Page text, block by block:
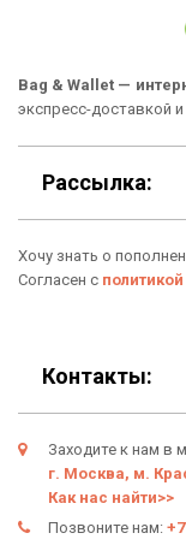
Условия
Оферта
Политика
Личный
Популярные
Bag & Wallet —
экспресс-доставкой
Рассылка:
Хочу знать о
Согласен с
Контакты:
Заходите к нам в
г. Москва, м.
Как нас найти>>
Позвоните нам: